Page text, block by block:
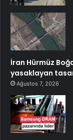
İran Hürmüz
yasaklayan
Ağustos 7, 2026